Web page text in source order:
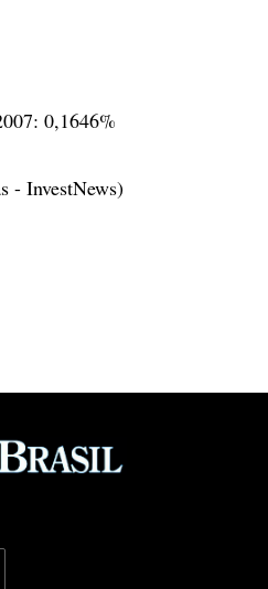
0,1646%
- InvestNews)